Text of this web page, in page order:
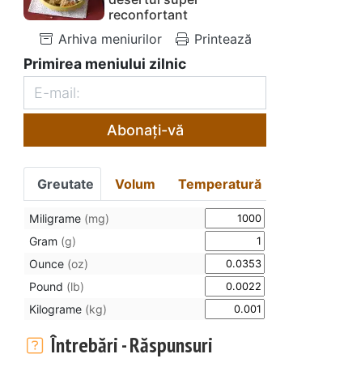
reconfortant
Arhiva meniurilor
Printează
Primirea meniului zilnic
Abonați-vă
Greutate Volum Temperatură
Miligrame (mg)
Gram (g)
Ounce (oz)
Pound (lb)
Kilograme (kg)
Întrebări - Răspunsuri